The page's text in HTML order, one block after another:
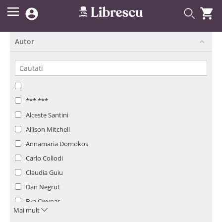
 
Autor
*** ***
Alceste Santini
Allison Mitchell
Annamaria Domokos
Carlo Collodi
Claudia Guiu
Dan Negrut
Eva Cwynar
Felix Salten
Mai mult